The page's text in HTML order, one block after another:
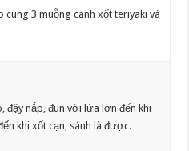
cùng 3 muỗng canh xốt teriyaki và
đậy nắp, đun với lửa lớn đến khi
khi xốt cạn, sánh là được.